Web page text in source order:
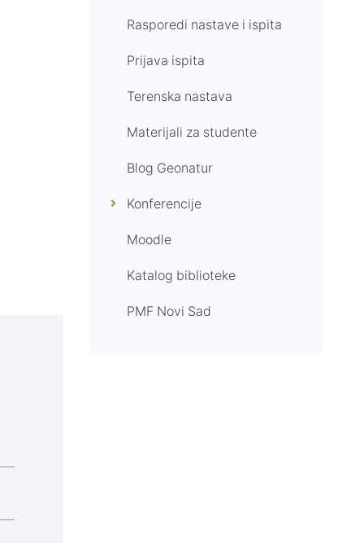
Rasporedi nastave i ispita
Prijava ispita
Terenska nastava
Materijali za studente
Blog Geonatur
Konferencije
Moodle
Katalog biblioteke
PMF Novi Sad